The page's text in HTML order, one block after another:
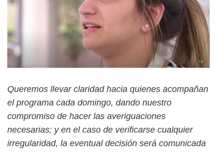
Queremos llevar claridad hacia quienes acompañan
el programa cada domingo, dando nuestro
compromiso de hacer las averiguaciones
necesarias; y en el caso de verificarse cualquier
irregularidad, la eventual decisión será comunicada